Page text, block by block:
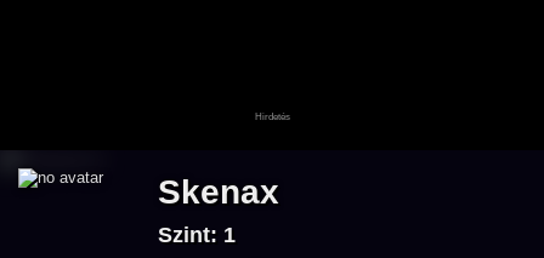
Skenax
Szint: 1